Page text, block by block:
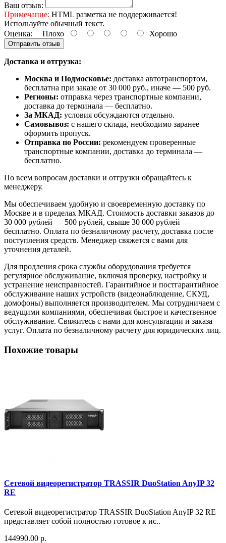
Ваш отзыв:
Примечание: HTML разметка не поддерживается!
Используйте обычный текст.
Оценка: Плохо Хорошо
Отправить отзыв
Доставка и отгрузка:
Москва и Подмосковье: доставка автотранспортом,
бесплатна при заказе от 30 000 руб., иначе — 500 руб.
Регионы: отправка через транспортные компании,
доставка до терминала — бесплатно.
За МКАД: условия обсуждаются отдельно.
Самовывоз: с нашего склада, необходимо заранее
оформить пропуск.
Отправка по России: рекомендуем проверенные
транспортные компании, доставка до терминала —
бесплатно.
По всем вопросам доставки и отгрузки обращайтесь к
менеджеру.
Мы обеспечиваем удобную и своевременную доставку по
Москве и в пределах МКАД. Стоимость доставки заказов до
30 000 рублей — 500 рублей, свыше 30 000 рублей —
бесплатно. Оплата по безналичному расчету, доставка после
поступления средств. Менеджер свяжется с вами для
уточнения деталей.
Для продления срока службы оборудования требуется
регулярное обслуживание, включая проверку, настройку и
устранение неисправностей. Гарантийное и постгарантийное
обслуживание наших устройств (видеонаблюдение, СКУД,
домофоны) выполняется производителем. Мы сотрудничаем с
ведущими компаниями, обеспечивая быстрое и качественное
обслуживание. Свяжитесь с нами для консультации и заказа
услуг. Оплата по безналичному расчету для юридических лиц.
Похожие товары
Сетевой видеорегистратор TRASSIR DuoStation AnyIP 32
RE
Сетевой видеорегистратор TRASSIR DuoStation AnyIP 32 RE
представляет собой полностью готовое к ис..
144990.00 р.